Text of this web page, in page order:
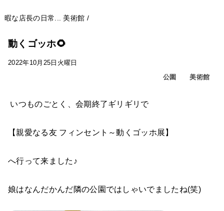
暇な店長の日常... 美術館 /
動くゴッホ🌻
2022年10月25日火曜日
公園
美術館
いつものごとく、会期終了ギリギリで
【親愛なる友 フィンセント～動くゴッホ展】
へ行って来ました♪
娘はなんだかんだ隣の公園ではしゃいでましたね(笑)